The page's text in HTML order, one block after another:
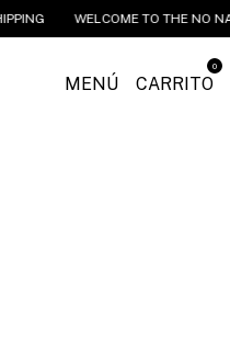
WELCOME TO THE NO NAME
MENÚ CARRITO
0